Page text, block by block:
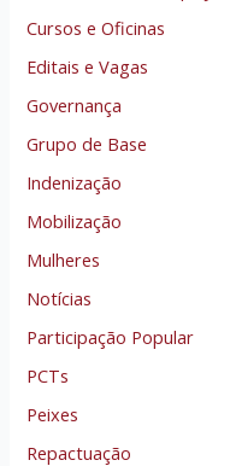
Cursos e Oficinas
Editais e Vagas
Governança
Grupo de Base
Indenização
Mobilização
Mulheres
Notícias
Participação Popular
PCTs
Peixes
Repactuação